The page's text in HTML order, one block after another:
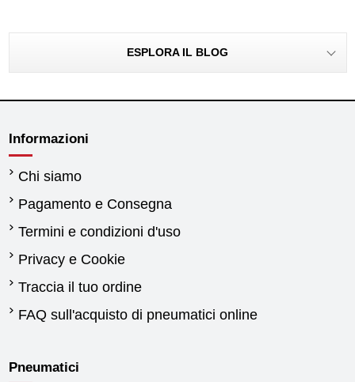
ESPLORA IL BLOG
Informazioni
Chi siamo
Pagamento e Consegna
Termini e condizioni d'uso
Privacy e Cookie
Traccia il tuo ordine
FAQ sull'acquisto di pneumatici online
Pneumatici